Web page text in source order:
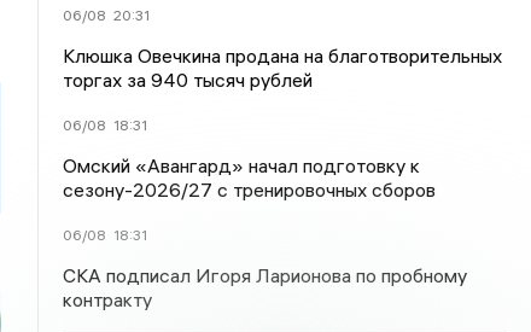
06/08 20:31
Клюшка Овечкина продана на благотворительных
торгах за 940 тысяч рублей
06/08 18:31
Омский «Авангард» начал подготовку к
сезону-2026/27 с тренировочных сборов
06/08 18:31
СКА подписал Игоря Ларионова по пробному
контракту